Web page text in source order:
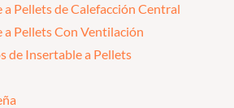
a Pellets de Calefacción Central
a Pellets Con Ventilación
de Insertable a Pellets